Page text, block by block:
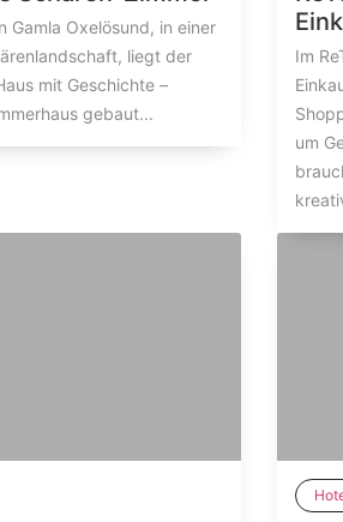
Gamla Oxelösund, in einer
liegt der
mit Geschichte –
gebaut...
Im
um